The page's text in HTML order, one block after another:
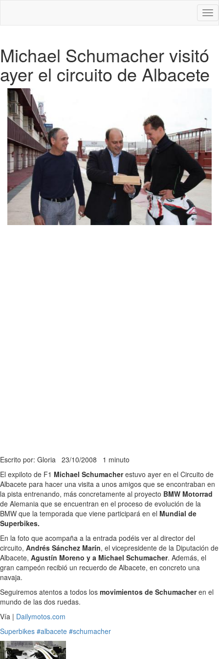
Michael Schumacher visitó
ayer el circuito de Albacete
Escrito por: Gloria 23/10/2008 1 minuto
El expiloto de F1 Michael Schumacherestuvo ayer en el Circuito de
Albacete para hacer una visita a unos amigos que se encontraban en
la pista entrenando, más concretamente al proyecto BMW Motorrad
de Alemania que se encuentran en el proceso de evolución de la
BMW que la temporada que viene participará en el Mundial de
Superbikes.
En la foto que acompaña a la entrada podéis ver al director del
circuito, Andrés Sánchez Marín, el vicepresidente de la Diputación de
Albacete, Agustín Moreno y a Michael Schumacher. Además, el
gran campeón recibió un recuerdo de Albacete, en concreto una
navaja.
Seguiremos atentos a todos los movimientos de Schumacheren el
mundo de las dos ruedas.
Vía | Dailymotos.com
Superbikes #albacete #schumacher